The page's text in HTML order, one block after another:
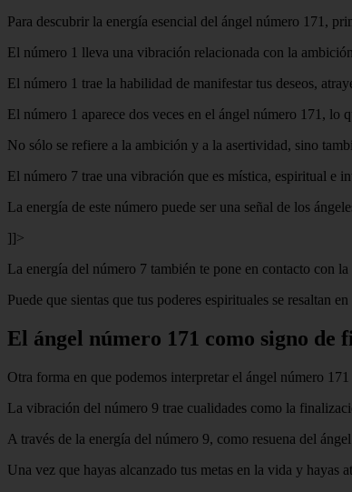
Para descubrir la energía esencial del ángel número 171,
El número 1 lleva una vibración relacionada con la
El número 1 trae la habilidad de manifestar tus deseos,
El número 1 aparece dos veces en el ángel número 171, lo
No sólo se refiere a la ambición y a la asertividad, sino
El número 7 trae una vibración que es mística, espiritual e
La energía de este número puede ser una señal de los
]]>
La energía del número 7 también te pone en contacto con
Puede que sientas que tus poderes espirituales se resaltan
El ángel número 171 como signo
Otra forma en que podemos interpretar el ángel número
La vibración del número 9 trae cualidades como la
A través de la energía del número 9, como resuena del
Una vez que hayas alcanzado tus metas en la vida y hayas